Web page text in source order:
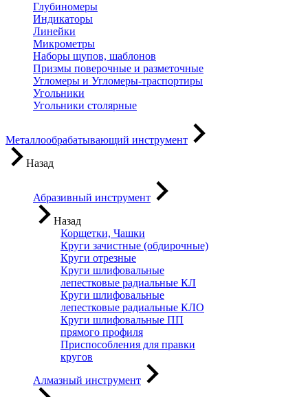
Глубиномеры
Индикаторы
Линейки
Микрометры
Наборы щупов, шаблонов
Призмы поверочные и разметочные
Угломеры и Угломеры-траспортиры
Угольники
Угольники столярные
Металлообрабатывающий инструмент
Назад
Абразивный инструмент
Назад
Корщетки, Чашки
Круги зачистные (обдирочные)
Круги отрезные
Круги шлифовальные
лепестковые радиальные КЛ
Круги шлифовальные
лепестковые радиальные КЛО
Круги шлифовальные ПП
прямого профиля
Приспособления для правки
кругов
Алмазный инструмент